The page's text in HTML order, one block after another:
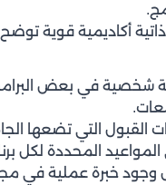
أكاديمية قوية توضح
شخصية في بعض
القبول التي تضعها
المواعيد المحددة لكل
وجود خبرة عملية في